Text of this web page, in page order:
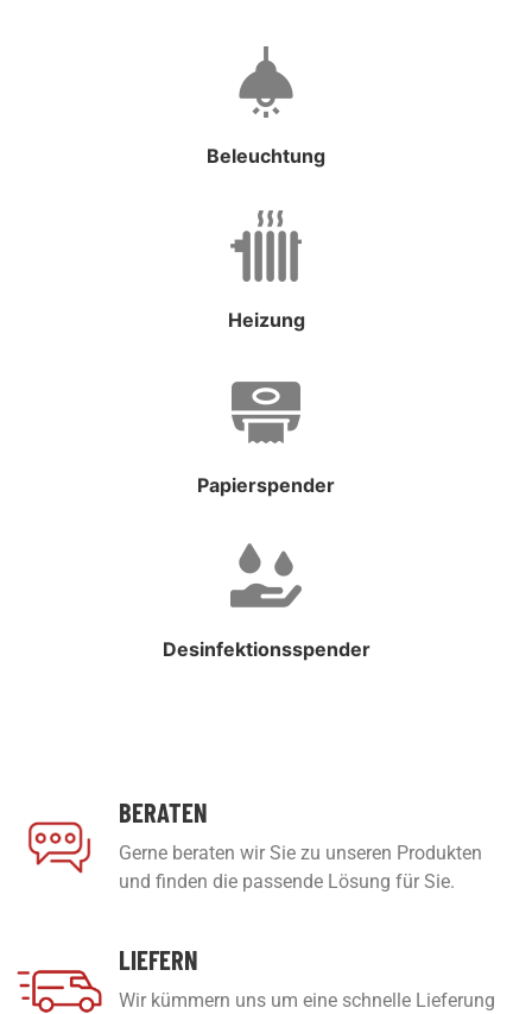
Beleuchtung
Heizung
Papierspender
Desinfektionsspender
BERATEN
Gerne beraten wir Sie zu unseren Produkten
und finden die passende Lösung für Sie.
LIEFERN
Wir kümmern uns um eine schnelle Lieferung